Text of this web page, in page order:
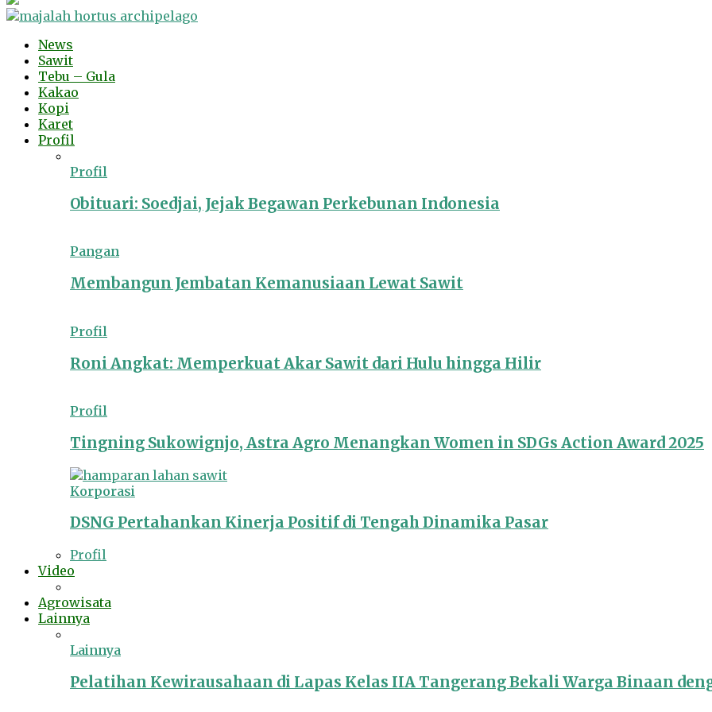
News
Sawit
Tebu – Gula
Kakao
Kopi
Karet
Profil
Profil
Obituari: Soedjai, Jejak Begawan Perkebunan Indonesia
Pangan
Membangun Jembatan Kemanusiaan Lewat Sawit
Profil
Roni Angkat: Memperkuat Akar Sawit dari Hulu hingga Hilir
Profil
Tingning Sukowignjo, Astra Agro Menangkan Women in SDGs Action Award 2025
Korporasi
DSNG Pertahankan Kinerja Positif di Tengah Dinamika Pasar
Profil
Video
Agrowisata
Lainnya
Lainnya
Pelatihan Kewirausahaan di Lapas Kelas IIA Tangerang Bekali Warga Binaan